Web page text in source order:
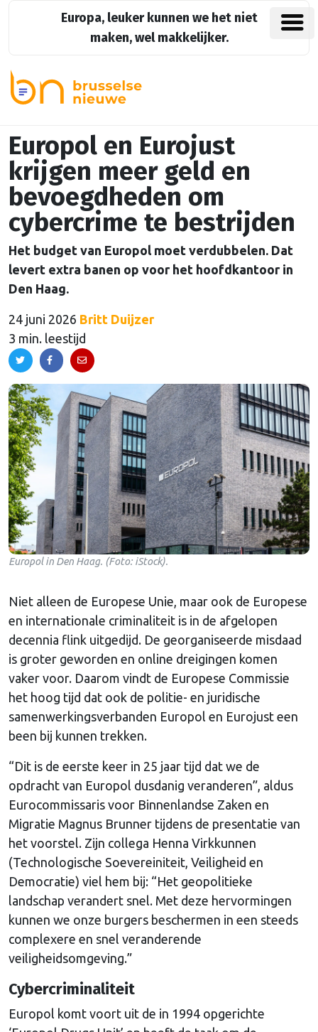
Europa, leuker kunnen we het niet
maken, wel makkelijker.
Europol en Eurojust
krijgen meer geld en
bevoegdheden om
cybercrime te bestrijden
Het budget van Europol moet verdubbelen. Dat
levert extra banen op voor het hoofdkantoor in
Den Haag.
24 juni 2026 Britt Duijzer
3 min. leestijd
Europol in Den Haag. (Foto: iStock).
Niet alleen de Europese Unie, maar ook de Europese
en internationale criminaliteit is in de afgelopen
decennia flink uitgedijd. De georganiseerde misdaad
is groter geworden en online dreigingen komen
vaker voor. Daarom vindt de Europese Commissie
het hoog tijd dat ook de politie- en juridische
samenwerkingsverbanden Europol en Eurojust een
been bij kunnen trekken.
“Dit is de eerste keer in 25 jaar tijd dat we de
opdracht van Europol dusdanig veranderen”, aldus
Eurocommissaris voor Binnenlandse Zaken en
Migratie Magnus Brunner tijdens de presentatie van
het voorstel. Zijn collega Henna Virkkunnen
(Technologische Soevereiniteit, Veiligheid en
Democratie) viel hem bij: “Het geopolitieke
landschap verandert snel. Met deze hervormingen
kunnen we onze burgers beschermen in een steeds
complexere en snel veranderende
veiligheidsomgeving.”
Cybercriminaliteit
Europol komt voort uit de in 1994 opgerichte